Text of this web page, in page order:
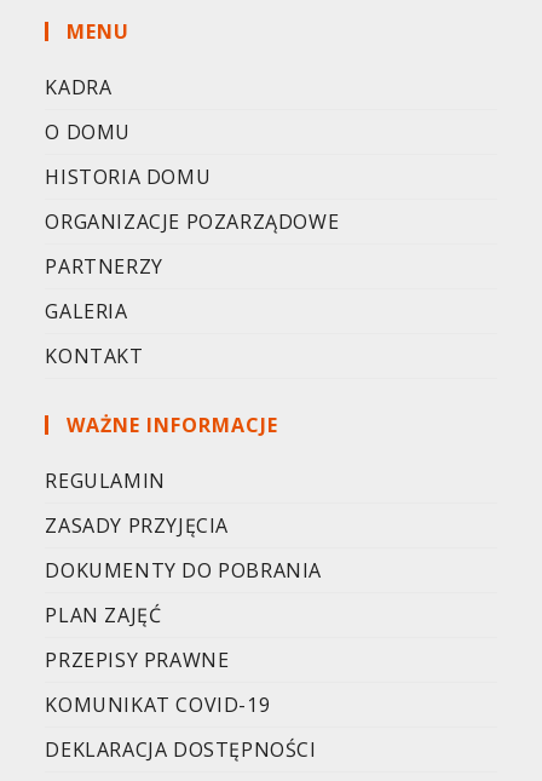
MENU
KADRA
O DOMU
HISTORIA DOMU
ORGANIZACJE POZARZĄDOWE
PARTNERZY
GALERIA
KONTAKT
WAŻNE INFORMACJE
REGULAMIN
ZASADY PRZYJĘCIA
DOKUMENTY DO POBRANIA
PLAN ZAJĘĆ
PRZEPISY PRAWNE
KOMUNIKAT COVID-19
DEKLARACJA DOSTĘPNOŚCI